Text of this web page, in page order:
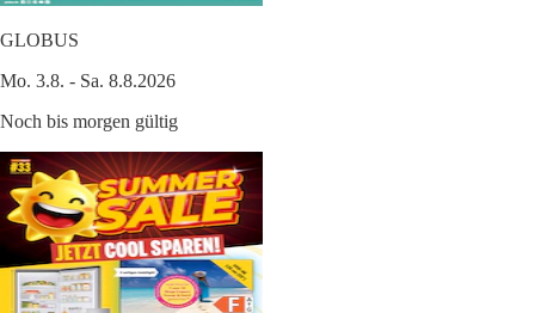
GLOBUS
Mo. 3.8. - Sa. 8.8.2026
Noch bis morgen gültig